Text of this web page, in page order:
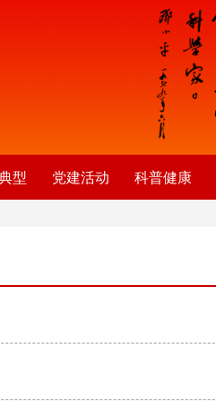
型 党建活动 科普健康